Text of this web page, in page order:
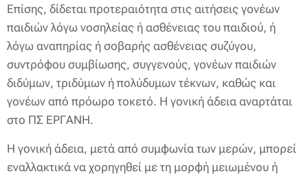
Επίσης, δίδεται προτεραιότητα στις αιτήσεις γονέων
παιδιών λόγω νοσηλείας ή ασθένειας του παιδιού, ή
λόγω αναπηρίας ή σοβαρής ασθένειας συζύγου,
συντρόφου συμβίωσης, συγγενούς, γονέων παιδιών
διδύμων, τριδύμων ή πολύδυμων τέκνων, καθώς και
γονέων από πρόωρο τοκετό. Η γονική άδεια αναρτάται
στο ΠΣ ΕΡΓΑΝΗ.
Η γονική άδεια, μετά από συμφωνία των μερών, μπορεί
εναλλακτικά να χορηγηθεί με τη μορφή μειωμένου ή